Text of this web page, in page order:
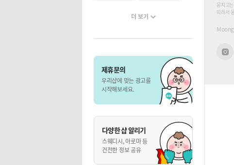
더 보기
제휴문의
우리샵에 맞는 광고를
시작해보세요.
다양한 샵 알리기
스웨디시, 아로마 등
건전한 정보 공유
뭉치고
따라서